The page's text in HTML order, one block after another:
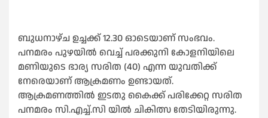
ബുധനാഴ്ച ഉച്ചക്ക് 12.30 ഓടെയാണ് സംഭവം.
പനമരം പുഴയില്‍ വെച്ച് പരക്കുനി കോളനിയിലെ
മണിയുടെ ഭാര്യ സരിത (40) എന്ന യുവതിക്ക്
നേരെയാണ് ആക്രമണം ഉണ്ടായത്.
ആക്രമണത്തില്‍ ഇടതു കൈക്ക് പരിക്കേറ്റ സരിത
പനമരം സി.എച്ച്.സി യിൽ ചികിത്സ തേടിയിരുന്നു.